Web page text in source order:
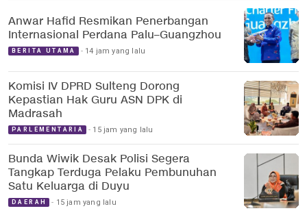
Anwar Hafid Resmikan Penerbangan
Internasional Perdana Palu–Guangzhou
BERITA UTAMA 14 jam yang lalu
Komisi IV DPRD Sulteng Dorong
Kepastian Hak Guru ASN DPK di
Madrasah
PARLEMENTARIA 15 jam yang lalu
Bunda Wiwik Desak Polisi Segera
Tangkap Terduga Pelaku Pembunuhan
Satu Keluarga di Duyu
DAERAH 15 jam yang lalu